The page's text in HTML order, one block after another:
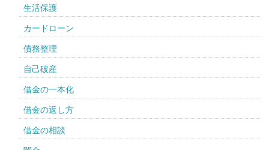
生活保護
カードローン
債務整理
自己破産
借金の一本化
借金の返し方
借金の相談